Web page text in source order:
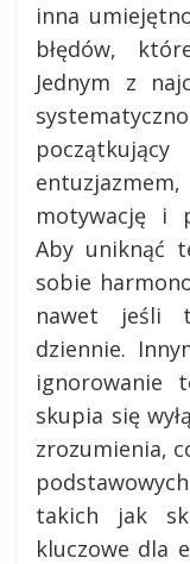
inna
błędów,
Jednym z
motywację i
Aby uniknąć
sobie
nawet jeśli
dziennie.
ignorowanie
skupia się
zrozumienia,
takich jak
kluczowe dla